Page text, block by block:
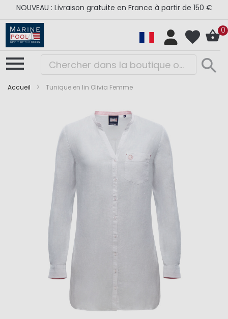
NOUVEAU : Livraison gratuite en France à partir de 150 €
0
Accueil Tunique en lin Olivia Femme